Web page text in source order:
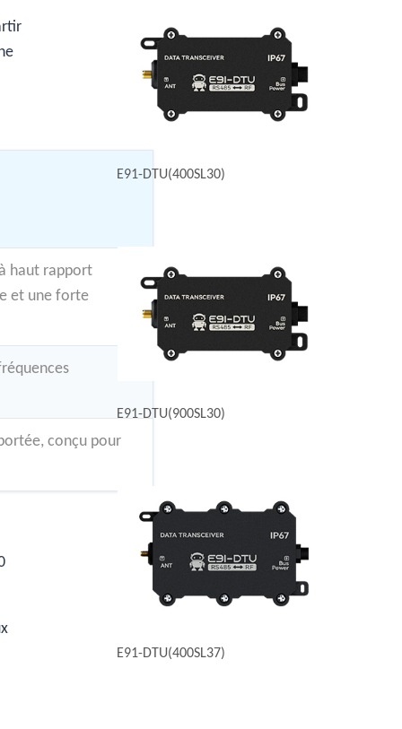
haut rapport
et une forte
conçu pour
E91-DTU(400SL30)
E91-DTU(900SL30)
E91-DTU(400SL37)